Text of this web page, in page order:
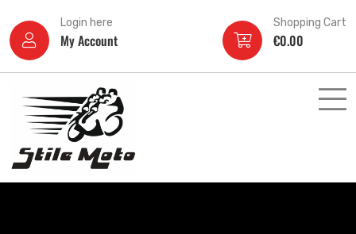
Login here
My Account
Shopping Cart
€0.00